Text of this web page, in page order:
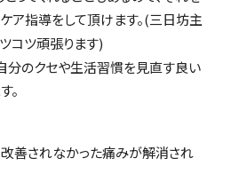
ア指導をして頂けます。(三日坊主
コツ頑張ります)
分のクセや生活習慣を見直す良い
。
改善されなかった痛みが解消され